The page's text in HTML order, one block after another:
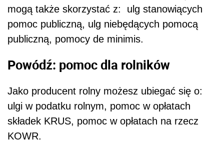
mogą także skorzystać z: ulg stanowiących
pomoc publiczną, ulg niebędących pomocą
publiczną, pomocy de minimis.
Powódź: pomoc dla rolników
Jako producent rolny możesz ubiegać się o:
ulgi w podatku rolnym, pomoc w opłatach
składek KRUS, pomoc w opłatach na rzecz
KOWR.